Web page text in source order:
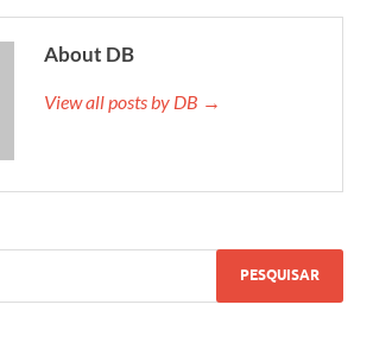
About DB
View all posts by DB →